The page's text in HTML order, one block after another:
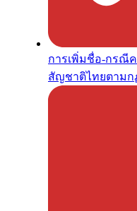
การเพิ่มชื่อ-กรณี
สัญชาติไทยตามก